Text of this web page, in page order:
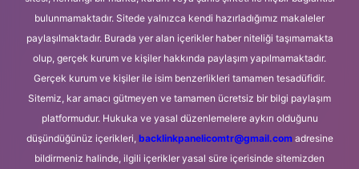
bulunmamaktadır. Sitede yalnızca kendi hazırladığımız makaleler
paylaşılmaktadır. Burada yer alan içerikler haber niteliği taşımamakta
olup, gerçek kurum ve kişiler hakkında paylaşım yapılmamaktadır.
Gerçek kurum ve kişiler ile isim benzerlikleri tamamen tesadüfidir.
Sitemiz, kar amacı gütmeyen ve tamamen ücretsiz bir bilgi paylaşım
platformudur. Hukuka ve yasal düzenlemelere aykırı olduğunu
düşündüğünüz içerikleri, backlinkpanelicomtr@gmail.comadresine
bildirmeniz halinde, ilgili içerikler yasal süre içerisinde sitemizden